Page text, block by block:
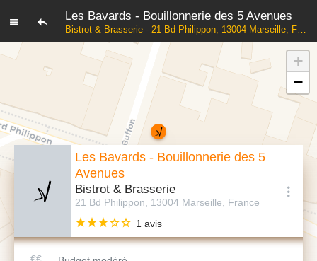
Les Bavards - Bouillonnerie des 5 Avenues
Bistrot & Brasserie - 21 Bd Philippon, 13004 Marseille, France
Les Bavards - Bouillonnerie des 5
Avenues
Bistrot & Brasserie
21 Bd Philippon, 13004 Marseille, France
1 avis
+
−